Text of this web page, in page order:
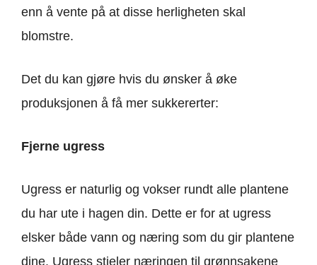
enn å vente på at disse herligheten skal
blomstre.
Det du kan gjøre hvis du ønsker å øke
produksjonen å få mer sukkererter:
Fjerne ugress
Ugress er naturlig og vokser rundt alle plantene
du har ute i hagen din. Dette er for at ugress
elsker både vann og næring som du gir plantene
dine. Ugress stjeler næringen til grønnsakene